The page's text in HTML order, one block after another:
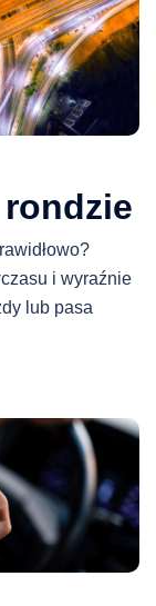
i wyraźnie
lub pasa